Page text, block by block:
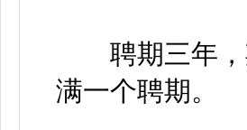
聘期三年，
满一个聘期。